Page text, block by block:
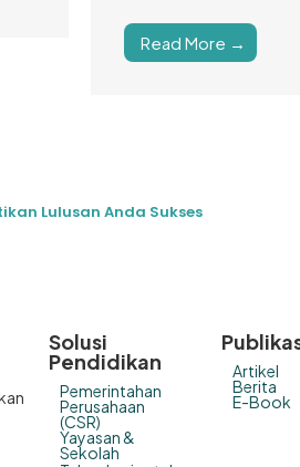
Read More →
Lulusan Anda Sukses
Solusi
Pendidikan
Pemerintahan
Perusahaan
(CSR)
Yayasan &
Sekolah
Artikel
Berita
E-Book